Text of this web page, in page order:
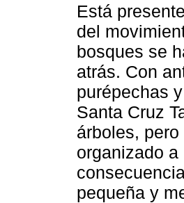
Está
del
bosques se
atrás. Con
purépechas
Santa Cruz
árboles,
organizado
pequeña y